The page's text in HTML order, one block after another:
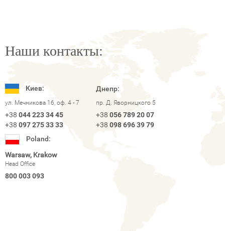
Наши контакты:
Киев:
ул. Мечникова 16, оф. 4 - 7
+38 044 223 34 45
+38 097 275 33 33
Днепр:
пр. Д. Яворницкого 5
+38 056 789 20 07
+38 098 696 39 79
Poland:
Warsaw, Krakow
Head Office
800 003 093